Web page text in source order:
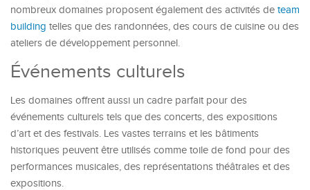
nombreux domaines proposent également des activités de team
building telles que des randonnées, des cours de cuisine ou des
ateliers de développement personnel.
Événements culturels
Les domaines offrent aussi un cadre parfait pour des
événements culturels tels que des concerts, des expositions
d’art et des festivals. Les vastes terrains et les bâtiments
historiques peuvent être utilisés comme toile de fond pour des
performances musicales, des représentations théâtrales et des
expositions.